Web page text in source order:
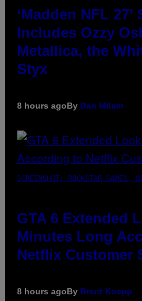
‘Madden NFL
Includes Ozzy
Metallica, the
Styx
8 hours agoBy Dan Milam
SCREENSHOT: ROCKSTAR GAMES,
GTA 6 Extended
Minutes Long
Netflix Customer
8 hours agoBy Brent Koepp